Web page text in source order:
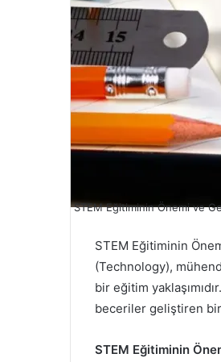
STEM Eğitiminin Önemi ve
STEM Eğitiminin
(Technology),
bir eğitim
beceriler geliştiren
STEM Eğitiminin